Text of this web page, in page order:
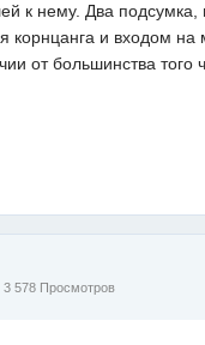
к нему. Два подсумка,
корнцанга и входом
от большинства того
3 578 Просмотров